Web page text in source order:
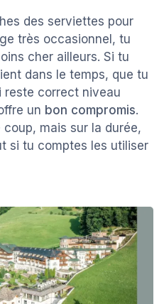
des serviettes pour
très occasionnel, tu
cher ailleurs. Si tu
dans le temps, que tu
reste correct niveau
un bon compromis.
coup, mais sur la durée,
si tu comptes les utiliser